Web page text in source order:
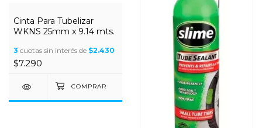
Cinta Para Tubelizar
WKNS 25mm x 9.14 mts.
3 cuotas sin interés de $2.430
$7.290